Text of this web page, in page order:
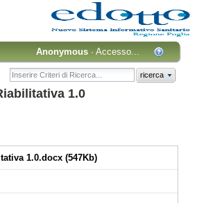
Anonymous ·Accesso...
ricerca
1.0
1.0.docx (547Kb)